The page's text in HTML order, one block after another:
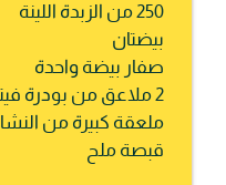
250 من الزبدة اللينة
بيضتان
صفار بيضة واحدة
2 ملاعق من بودرة فيتا حليب
ملعقة كبيرة من النشا
قبصة ملح